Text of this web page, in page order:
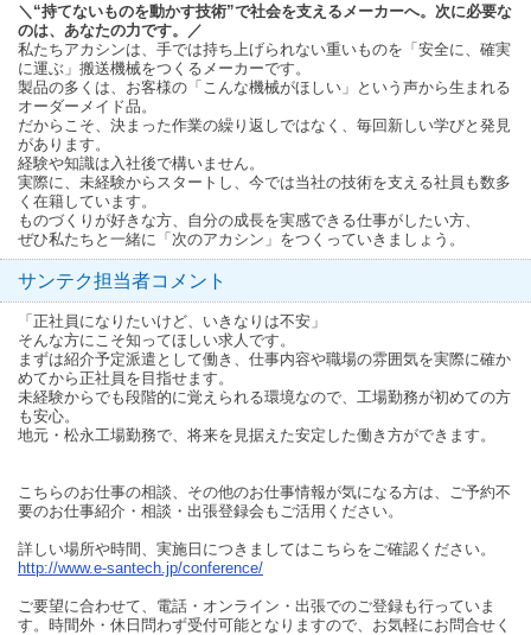
＼“持てないものを動かす技術”で社会を支えるメーカーへ。次に必要な
のは、あなたの力です。／
私たちアカシンは、手では持ち上げられない重いものを「安全に、確実
に運ぶ」搬送機械をつくるメーカーです。
製品の多くは、お客様の「こんな機械がほしい」という声から生まれる
オーダーメイド品。
だからこそ、決まった作業の繰り返しではなく、毎回新しい学びと発見
があります。
経験や知識は入社後で構いません。
実際に、未経験からスタートし、今では当社の技術を支える社員も数多
く在籍しています。
ものづくりが好きな方、自分の成長を実感できる仕事がしたい方、
ぜひ私たちと一緒に「次のアカシン」をつくっていきましょう。
サンテク担当者コメント
「正社員になりたいけど、いきなりは不安」
そんな方にこそ知ってほしい求人です。
まずは紹介予定派遣として働き、仕事内容や職場の雰囲気を実際に確か
めてから正社員を目指せます。
未経験からでも段階的に覚えられる環境なので、工場勤務が初めての方
も安心。
地元・松永工場勤務で、将来を見据えた安定した働き方ができます。
こちらのお仕事の相談、その他のお仕事情報が気になる方は、ご予約不
要のお仕事紹介・相談・出張登録会もご活用ください。
詳しい場所や時間、実施日につきましてはこちらをご確認ください。
http://www.e-santech.jp/conference/
ご要望に合わせて、電話・オンライン・出張でのご登録も行っていま
す。時間外・休日問わず受付可能となりますので、お気軽にお問合せく